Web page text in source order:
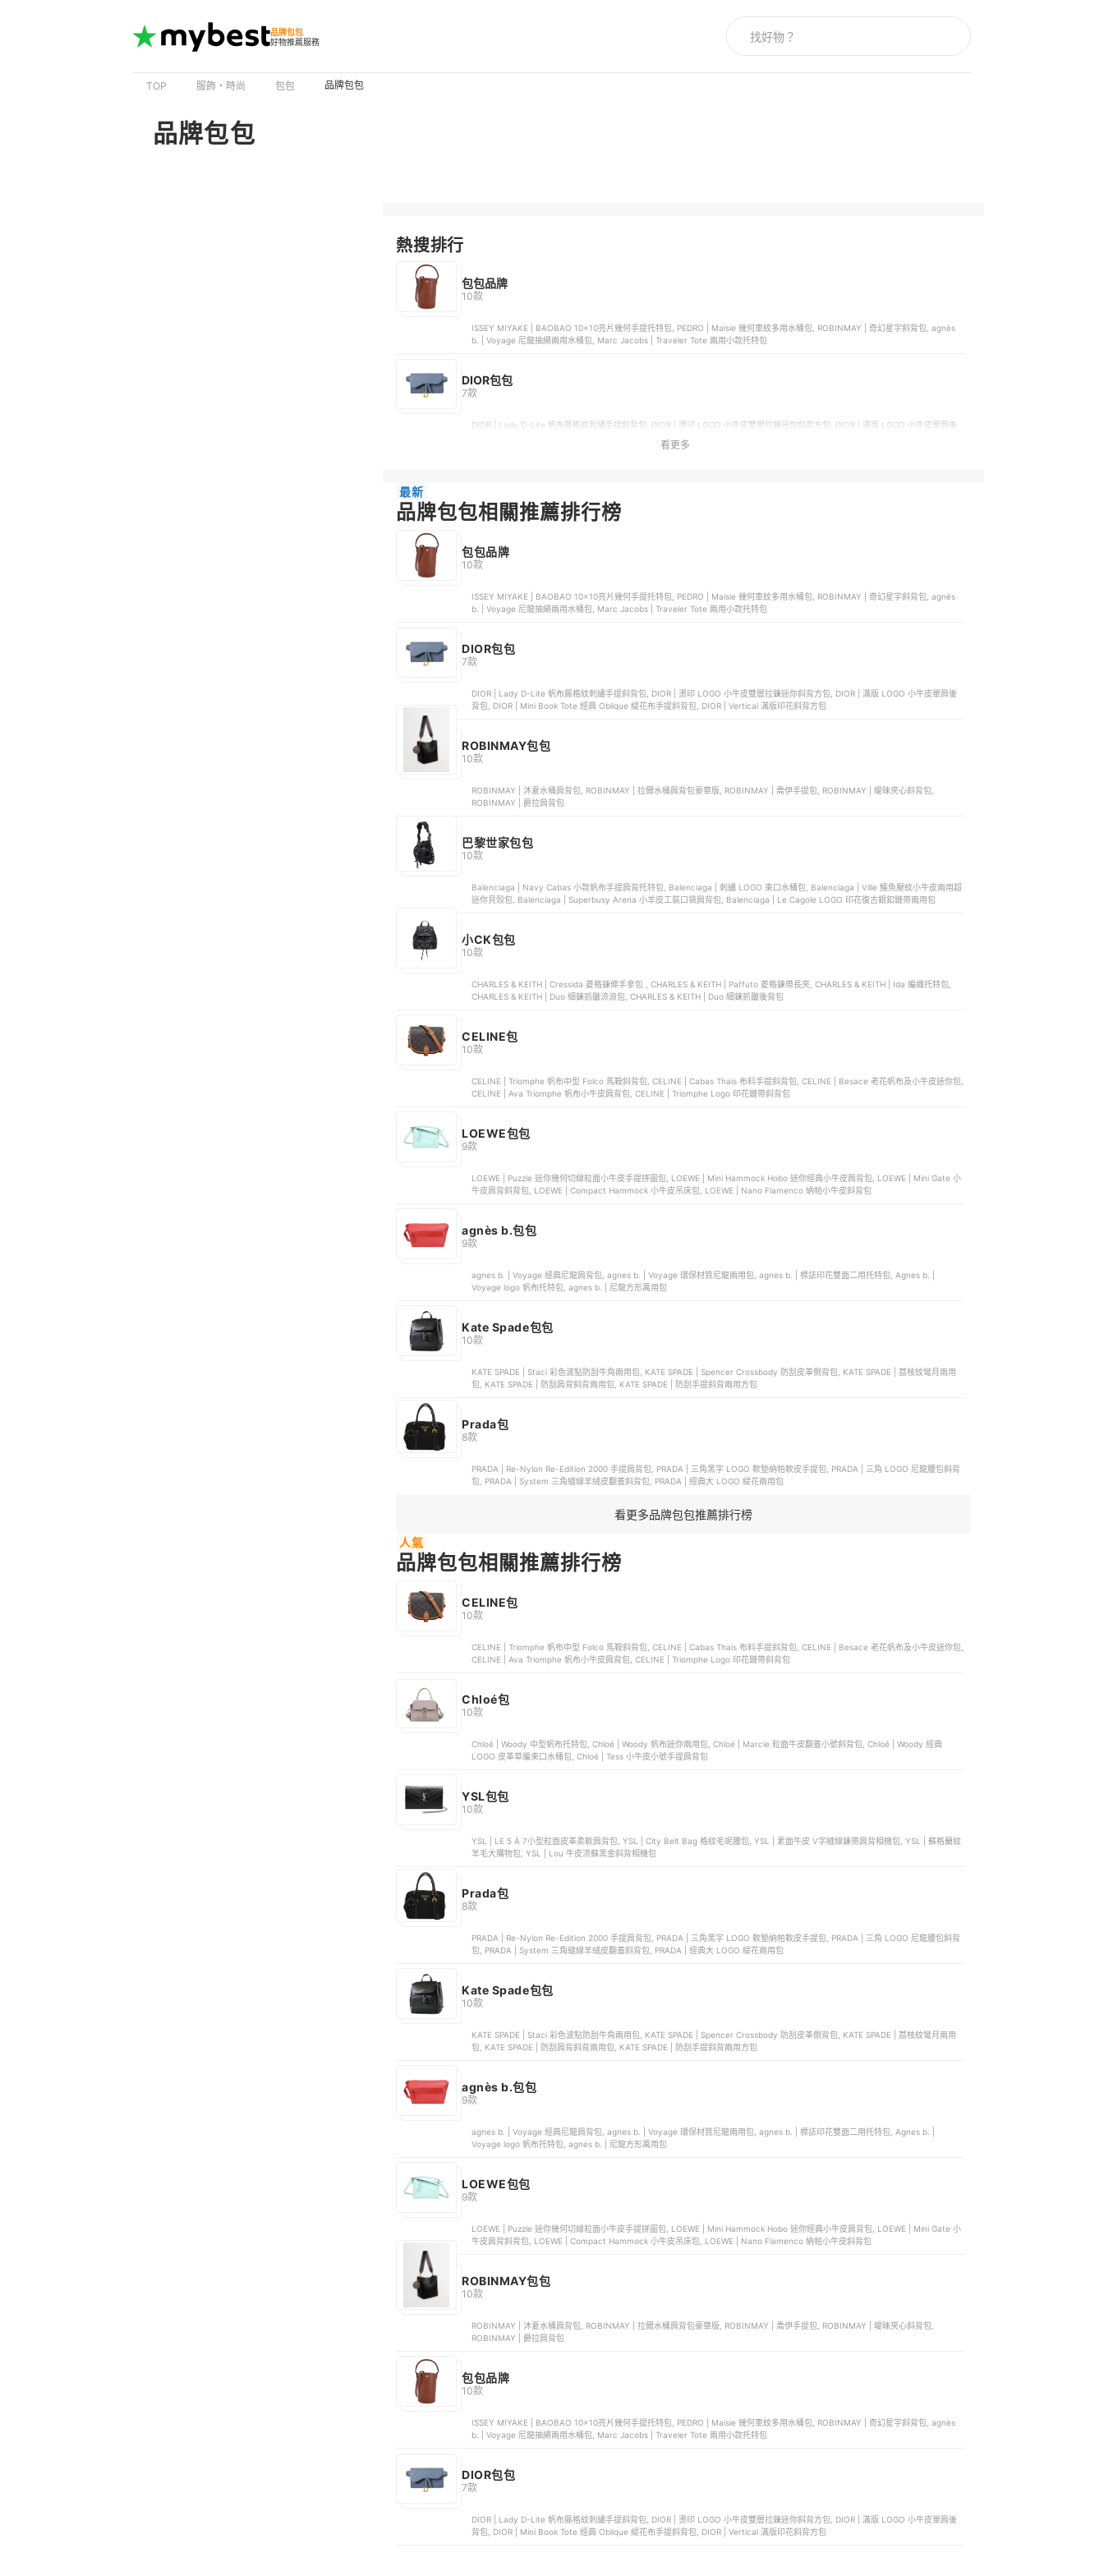
品牌包包
好物推薦服務
TOP 服飾・時尚 包包 品牌包包
品牌包包
熱搜排行
包包品牌
10款
ISSEY MIYAKE | BAOBAO 10x10亮片幾何手提托特包, PEDRO | Maisie 幾何車紋多用水桶包, ROBINMAY | 奇幻星宇斜背包, agnès
b. | Voyage 尼龍抽繩兩用水桶包, Marc Jacobs | Traveler Tote 兩用小款托特包
DIOR包包
7款
DIOR | Lady D-Lite 帆布籐格紋刺繡手提斜背包, DIOR | 燙印 LOGO 小牛皮雙層拉鍊迷你斜背方包, DIOR | 滿版 LOGO 小牛皮單肩後
看更多
最新
品牌包包相關推薦排行榜
包包品牌
10款
ISSEY MIYAKE | BAOBAO 10x10亮片幾何手提托特包, PEDRO | Maisie 幾何車紋多用水桶包, ROBINMAY | 奇幻星宇斜背包, agnès
b. | Voyage 尼龍抽繩兩用水桶包, Marc Jacobs | Traveler Tote 兩用小款托特包
DIOR包包
7款
DIOR | Lady D-Lite 帆布籐格紋刺繡手提斜背包, DIOR | 燙印 LOGO 小牛皮雙層拉鍊迷你斜背方包, DIOR | 滿版 LOGO 小牛皮單肩後
背包, DIOR | Mini Book Tote 經典 Oblique 緹花布手提斜背包, DIOR | Vertical 滿版印花斜背方包
ROBINMAY包包
10款
ROBINMAY | 沐夏水桶肩背包, ROBINMAY | 拉爾水桶肩背包豪華版, ROBINMAY | 喬伊手提包, ROBINMAY | 曖昧夾心斜背包,
ROBINMAY | 爵拉肩背包
巴黎世家包包
10款
Balenciaga | Navy Cabas 小款帆布手提肩背托特包, Balenciaga | 刺繡 LOGO 束口水桶包, Balenciaga | Ville 鱷魚壓紋小牛皮兩用超
迷你貝殼包, Balenciaga | Superbusy Arena 小羊皮工裝口袋肩背包, Balenciaga | Le Cagole LOGO 印花復古銀釦鏈帶兩用包
小CK包包
10款
CHARLES & KEITH | Cressida 菱格鍊條手拿包 , CHARLES & KEITH | Paffuto 菱格鍊帶長夾, CHARLES & KEITH | Ida 編織托特包,
CHARLES & KEITH | Duo 細鍊抓皺流浪包, CHARLES & KEITH | Duo 細鍊抓皺後背包
CELINE包
10款
CELINE | Triomphe 帆布中型 Folco 馬鞍斜背包, CELINE | Cabas Thais 布料手提斜背包, CELINE | Besace 老花帆布及小牛皮迷你包,
CELINE | Ava Triomphe 帆布小牛皮肩背包, CELINE | Triomphe Logo 印花鏈帶斜背包
LOEWE包包
9款
LOEWE | Puzzle 迷你幾何切線粒面小牛皮手提拼圖包, LOEWE | Mini Hammock Hobo 迷你經典小牛皮肩背包, LOEWE | Mini Gate 小
牛皮肩背斜背包, LOEWE | Compact Hammock 小牛皮吊床包, LOEWE | Nano Flamenco 納帕小牛皮斜背包
agnès b.包包
9款
agnes b. | Voyage 經典尼龍肩背包, agnes b. | Voyage 環保材質尼龍兩用包, agnes b. | 標誌印花雙面二用托特包, Agnes b. |
Voyage logo 帆布托特包, agnes b. | 尼龍方形萬用包
Kate Spade包包
10款
KATE SPADE | Staci 彩色波點防刮牛角兩用包, KATE SPADE | Spencer Crossbody 防刮皮革側背包, KATE SPADE | 荔枝紋彎月兩用
包, KATE SPADE | 防刮肩背斜背兩用包, KATE SPADE | 防刮手提斜背兩用方包
Prada包
8款
PRADA | Re-Nylon Re-Edition 2000 手提肩背包, PRADA | 三角黑字 LOGO 軟墊納帕軟皮手提包, PRADA | 三角 LOGO 尼龍腰包斜背
包, PRADA | System 三角縫線羊絨皮翻蓋斜背包, PRADA | 經典大 LOGO 緹花兩用包
看更多品牌包包推薦排行榜
人氣
品牌包包相關推薦排行榜
CELINE包
10款
CELINE | Triomphe 帆布中型 Folco 馬鞍斜背包, CELINE | Cabas Thais 布料手提斜背包, CELINE | Besace 老花帆布及小牛皮迷你包,
CELINE | Ava Triomphe 帆布小牛皮肩背包, CELINE | Triomphe Logo 印花鏈帶斜背包
Chloé包
10款
Chloé | Woody 中型帆布托特包, Chloé | Woody 帆布迷你兩用包, Chloé | Marcie 粒面牛皮翻蓋小號斜背包, Chloé | Woody 經典
LOGO 皮革草編束口水桶包, Chloé | Tess 小牛皮小號手提肩背包
YSL包包
10款
YSL | LE 5 À 7小型粒面皮革柔軟肩背包, YSL | City Belt Bag 格紋毛呢腰包, YSL | 素面牛皮 V字縫線鍊帶肩背相機包, YSL | 蘇格蘭紋
羊毛大購物包, YSL | Lou 牛皮流蘇黑金斜背相機包
Prada包
8款
PRADA | Re-Nylon Re-Edition 2000 手提肩背包, PRADA | 三角黑字 LOGO 軟墊納帕軟皮手提包, PRADA | 三角 LOGO 尼龍腰包斜背
包, PRADA | System 三角縫線羊絨皮翻蓋斜背包, PRADA | 經典大 LOGO 緹花兩用包
Kate Spade包包
10款
KATE SPADE | Staci 彩色波點防刮牛角兩用包, KATE SPADE | Spencer Crossbody 防刮皮革側背包, KATE SPADE | 荔枝紋彎月兩用
包, KATE SPADE | 防刮肩背斜背兩用包, KATE SPADE | 防刮手提斜背兩用方包
agnès b.包包
9款
agnes b. | Voyage 經典尼龍肩背包, agnes b. | Voyage 環保材質尼龍兩用包, agnes b. | 標誌印花雙面二用托特包, Agnes b. |
Voyage logo 帆布托特包, agnes b. | 尼龍方形萬用包
LOEWE包包
9款
LOEWE | Puzzle 迷你幾何切線粒面小牛皮手提拼圖包, LOEWE | Mini Hammock Hobo 迷你經典小牛皮肩背包, LOEWE | Mini Gate 小
牛皮肩背斜背包, LOEWE | Compact Hammock 小牛皮吊床包, LOEWE | Nano Flamenco 納帕小牛皮斜背包
ROBINMAY包包
10款
ROBINMAY | 沐夏水桶肩背包, ROBINMAY | 拉爾水桶肩背包豪華版, ROBINMAY | 喬伊手提包, ROBINMAY | 曖昧夾心斜背包,
ROBINMAY | 爵拉肩背包
包包品牌
10款
ISSEY MIYAKE | BAOBAO 10x10亮片幾何手提托特包, PEDRO | Maisie 幾何車紋多用水桶包, ROBINMAY | 奇幻星宇斜背包, agnès
b. | Voyage 尼龍抽繩兩用水桶包, Marc Jacobs | Traveler Tote 兩用小款托特包
DIOR包包
7款
DIOR | Lady D-Lite 帆布籐格紋刺繡手提斜背包, DIOR | 燙印 LOGO 小牛皮雙層拉鍊迷你斜背方包, DIOR | 滿版 LOGO 小牛皮單肩後
背包, DIOR | Mini Book Tote 經典 Oblique 緹花布手提斜背包, DIOR | Vertical 滿版印花斜背方包